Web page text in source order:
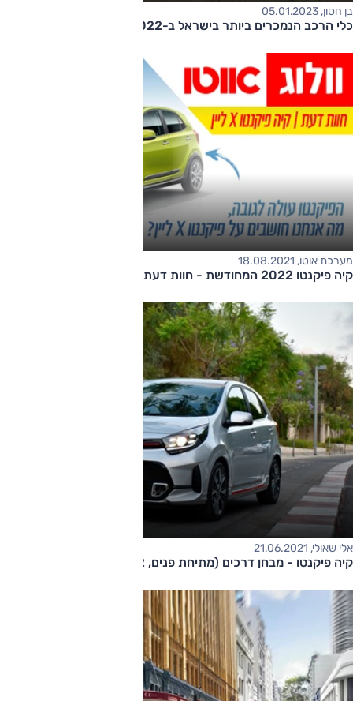
בן חסון, 05.01.2023
כלי הרכב הנמכרים ביותר בישראל ב-2022
מערכת אוטו, 18.08.2021
קיה פיקנטו 2022 המחודשת - חוות דעת
אלי שאולי, 21.06.2021
קיה פיקנטו - מבחן דרכים (מתיחת פנים, 1.2 ל', רובוטית)